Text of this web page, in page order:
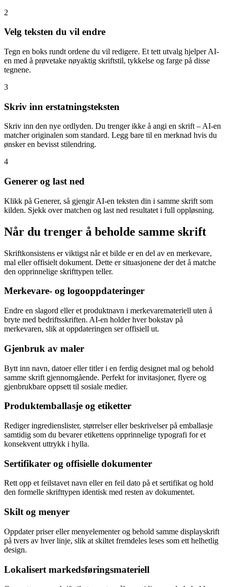
2
Velg teksten du vil endre
Tegn en boks rundt ordene du vil redigere. Et tett utvalg hjelper AI-
en med å prøvetake nøyaktig skriftstil, tykkelse og farge på disse
tegnene.
3
Skriv inn erstatningsteksten
Skriv inn den nye ordlyden. Du trenger ikke å angi en skrift – AI-en
matcher originalen som standard. Legg bare til en merknad hvis du
ønsker en bevisst stilendring.
4
Generer og last ned
Klikk på Generer, så gjengir AI-en teksten din i samme skrift som
kilden. Sjekk over matchen og last ned resultatet i full oppløsning.
Når du trenger å beholde samme skrift
Skriftkonsistens er viktigst når et bilde er en del av en merkevare,
mal eller offisielt dokument. Dette er situasjonene der det å matche
den opprinnelige skrifttypen teller.
Merkevare- og logooppdateringer
Endre en slagord eller et produktnavn i merkevaremateriell uten å
bryte med bedriftsskriften. AI-en holder hver bokstav på
merkevaren, slik at oppdateringen ser offisiell ut.
Gjenbruk av maler
Bytt inn navn, datoer eller titler i en ferdig designet mal og behold
samme skrift gjennomgående. Perfekt for invitasjoner, flyere og
gjenbrukbare oppsett til sosiale medier.
Produktemballasje og etiketter
Rediger ingredienslister, størrelser eller beskrivelser på emballasje
samtidig som du bevarer etikettens opprinnelige typografi for et
konsekvent uttrykk i hylla.
Sertifikater og offisielle dokumenter
Rett opp et feilstavet navn eller en feil dato på et sertifikat og hold
den formelle skrifttypen identisk med resten av dokumentet.
Skilt og menyer
Oppdater priser eller menyelementer og behold samme displayskrift
på tvers av hver linje, slik at skiltet fremdeles leses som ett helhetlig
design.
Lokalisert markedsføringsmateriell